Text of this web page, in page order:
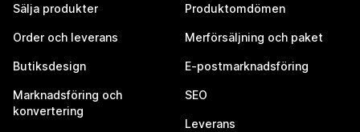
Sälja produkter
Order och leverans
Butiksdesign
Marknadsföring och
konvertering
Produktomdömen
Merförsäljning och paket
E-postmarknadsföring
SEO
Leverans